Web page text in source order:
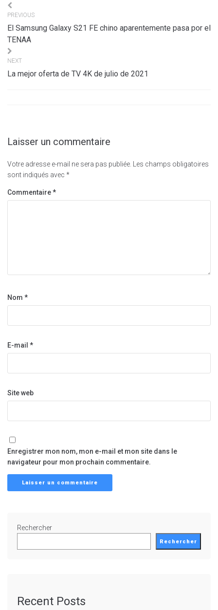
Navigation
de
l’article
PREVIOUS
El Samsung Galaxy S21 FE chino aparentemente pasa por el
TENAA
NEXT
La mejor oferta de TV 4K de julio de 2021
Laisser un commentaire
Votre adresse e-mail ne sera pas publiée. Les champs obligatoires
sont indiqués avec *
Commentaire*
Nom *
E-mail *
Site web
Enregistrer mon nom, mon e-mail et mon site dans le
navigateur pour mon prochain commentaire.
Rechercher
Rechercher
Recent Posts